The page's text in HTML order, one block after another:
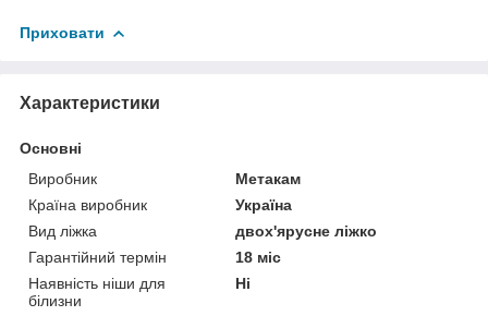
Приховати
Характеристики
Основні
Виробник
Метакам
Країна виробник
Україна
Вид ліжка
двох'ярусне ліжко
Гарантійний термін
18 міс
Наявність ніши для
білизни
Ні